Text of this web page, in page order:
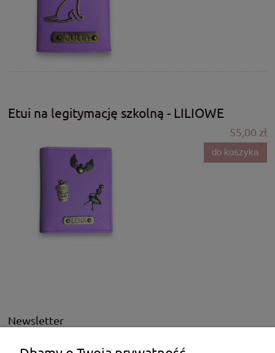
Etui na legitymację szkolną - LILIOWE
55,00 zł
do koszyka
Newsletter